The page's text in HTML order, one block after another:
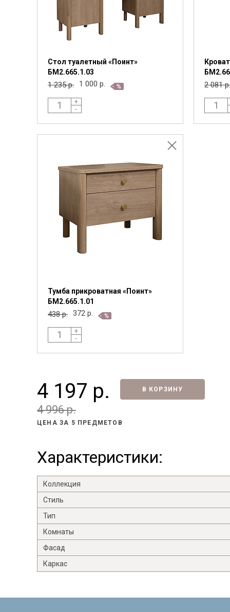
Стол туалетный «Поинт»
БМ2.665.1.03
1 235 р. 1 000 р.
+
-
2 081 р.
Тумба прикроватная «Поинт»
БМ2.665.1.01
438 р. 372 р.
+
-
4 197 р. В КОРЗИНУ
4 996 р.
ЦЕНА ЗА 5 ПРЕДМЕТОВ
Характеристики:
Коллекция
Стиль
Тип
Комнаты
Фасад
Каркас